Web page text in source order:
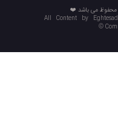
محفوظ می باشد ❤️
All Content by